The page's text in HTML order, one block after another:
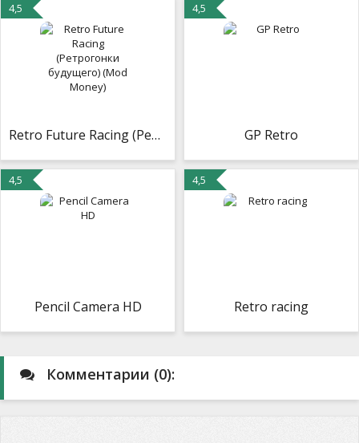
4,5
Retro Future Racing (Ретрогонки будущего) (Mod Money)
4,5
GP Retro
4,5
Pencil Camera HD
4,5
Retro racing
Комментарии (0):